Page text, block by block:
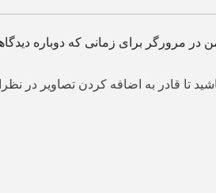
در مرورگر برای زمانی که دوباره
تا قادر به اضافه کردن تصاویر در